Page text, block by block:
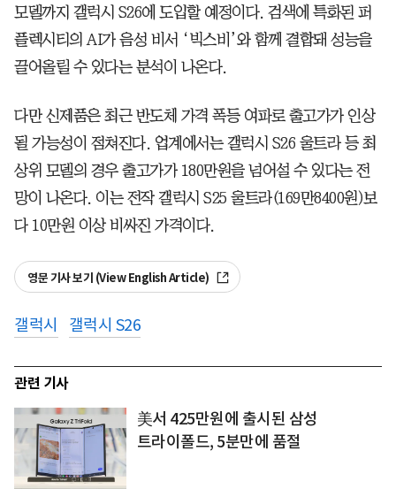
모델까지 갤럭시 S26에 도입할 예정이다. 검색에 특화된 퍼
플렉시티의 AI가 음성 비서 ‘빅스비’와 함께 결합돼 성능을
끌어올릴 수 있다는 분석이 나온다.
다만 신제품은 최근 반도체 가격 폭등 여파로 출고가가 인상
될 가능성이 점쳐진다. 업계에서는 갤럭시 S26 울트라 등 최
상위 모델의 경우 출고가가 180만원을 넘어설 수 있다는 전
망이 나온다. 이는 전작 갤럭시 S25 울트라(169만8400원)보
다 10만원 이상 비싸진 가격이다.
영문 기사 보기 (View English Article)
갤럭시 갤럭시 S26
관련 기사
美서 425만원에 출시된 삼성
트라이폴드, 5분만에 품절